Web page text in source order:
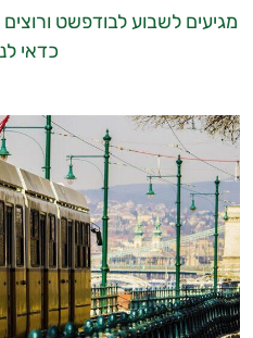
מגיעים לשבוע לבודפשט
כדאי